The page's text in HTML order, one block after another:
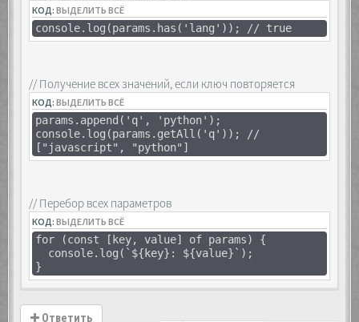
КОД:ВЫДЕЛИТЬ ВСЁ
console.log(params.has('lang')); // true
// Получение всех значений, если ключ повторяется
КОД:ВЫДЕЛИТЬ ВСЁ
params.append('q', 'python');
console.log(params.getAll('q')); //
["javascript", "python"]
// Перебор всех параметров
КОД:ВЫДЕЛИТЬ ВСЁ
for (const [key, value] of params) {
console.log(`${key}: ${value}`);
}
Ответить